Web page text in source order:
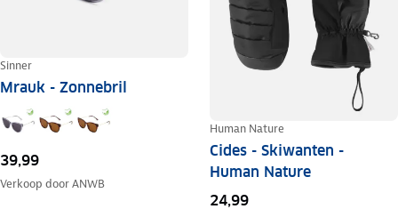
Sinner
Mrauk - Zonnebril
39,99
Verkoop doorANWB
Human Nature
Cides - Skiwanten -
Human Nature
24,99